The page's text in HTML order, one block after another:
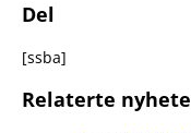
Del
[ssba]
Relaterte